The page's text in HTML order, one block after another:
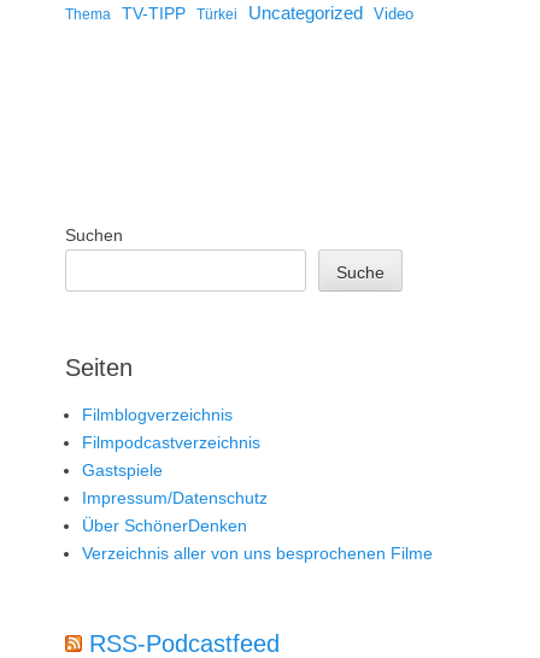
Thema TV-TIPP Türkei Uncategorized Video
Suchen
Suche
Seiten
Filmblogverzeichnis
Filmpodcastverzeichnis
Gastspiele
Impressum/Datenschutz
Über SchönerDenken
Verzeichnis aller von uns besprochenen Filme
RSS-Podcastfeed